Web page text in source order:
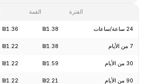
الفترة القمة
24 ساعة/ساعات ₪1.38
₪1.36
7 من الأيام ₪1.38
₪1.22
30 من الأيام ₪1.59
₪1.22
90 من الأيام ₪2.21
₪1.22